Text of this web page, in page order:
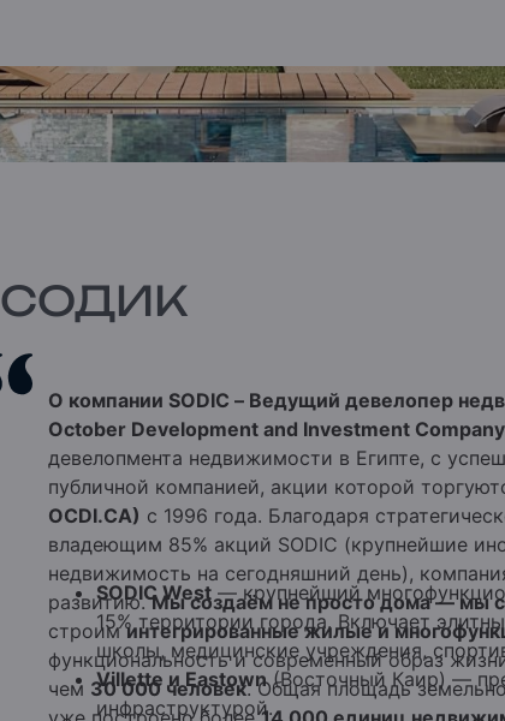
СОДИК
О компании SODIC – Ведущий девелопер
October Development and Investment
девелопмента недвижимости в Египте, с
публичной компанией, акции которой
OCDI.CA) с 1996 года. Благодаря
владеющим 85% акций SODIC (крупнейшие
недвижимость на сегодняшний день),
развитию. Мы создаём не просто дома — мы
строиминтегрированные жилые и
функциональность и современный образ
чем 30 000 человек. Общая площадь
SODIC West — крупнейший
15% территории города. Включает
школы, медицинские учреждения,
Villette и Eastown(Восточный Каир) —
инфраструктурой.